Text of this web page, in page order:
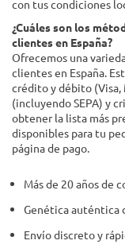
con tus condiciones
¿Cuáles son los
clientes en España?
Ofrecemos una
clientes en España.
crédito y débito (Visa,
(incluyendo SEPA) y
obtener la lista más
disponibles para tu
página de pago.
Más de 20 años de
Genética auténtica
Envío discreto y